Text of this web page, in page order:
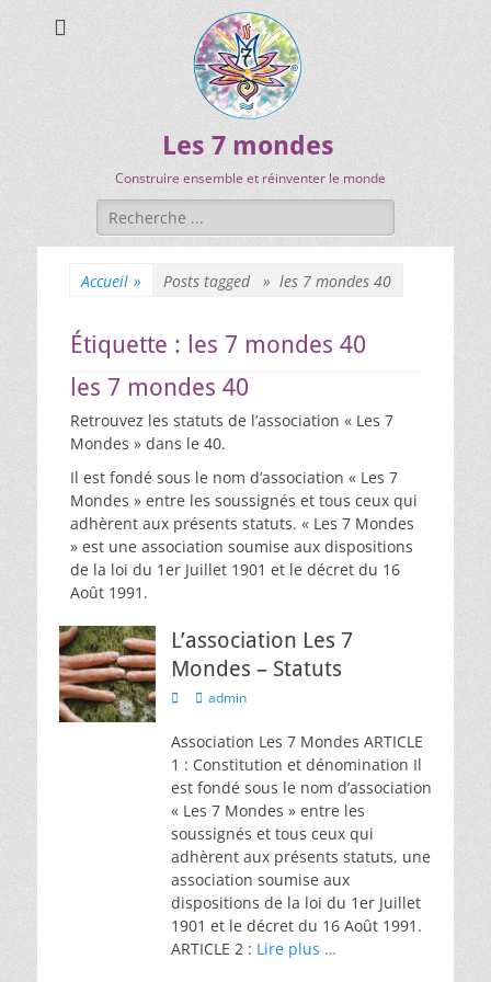
Les 7 mondes
Construire ensemble et réinventer le monde
Accueil » Posts tagged » les 7 mondes 40
Étiquette : les 7 mondes 40
les 7 mondes 40
Retrouvez les statuts de l’association « Les 7
Mondes » dans le 40.
Il est fondé sous le nom d’association « Les 7
Mondes » entre les soussignés et tous ceux qui
adhèrent aux présents statuts. « Les 7 Mondes
» est une association soumise aux dispositions
de la loi du 1er Juillet 1901 et le décret du 16
Août 1991.
L’association Les 7
Mondes – Statuts
admin
Association Les 7 Mondes ARTICLE
1 : Constitution et dénomination Il
est fondé sous le nom d’association
« Les 7 Mondes » entre les
soussignés et tous ceux qui
adhèrent aux présents statuts, une
association soumise aux
dispositions de la loi du 1er Juillet
1901 et le décret du 16 Août 1991.
ARTICLE 2 : Lire plus …